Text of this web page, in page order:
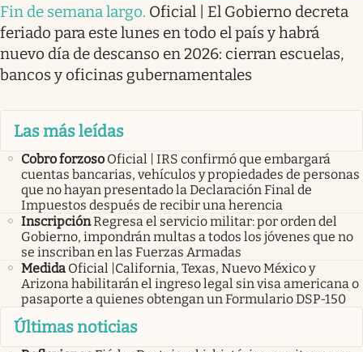
Fin de semana largo. Oficial | El Gobierno decreta
feriado para este lunes en todo el país y habrá
nuevo día de descanso en 2026: cierran escuelas,
bancos y oficinas gubernamentales
Las más leídas
Cobro forzoso Oficial | IRS confirmó que embargará
cuentas bancarias, vehículos y propiedades de personas
que no hayan presentado la Declaración Final de
Impuestos después de recibir una herencia
InscripciónRegresa el servicio militar: por orden del
Gobierno, impondrán multas a todos los jóvenes que no
se inscriban en las Fuerzas Armadas
Medida Oficial |California, Texas, Nuevo México y
Arizona habilitarán el ingreso legal sin visa americana o
pasaporte a quienes obtengan un Formulario DSP-150
Últimas noticias